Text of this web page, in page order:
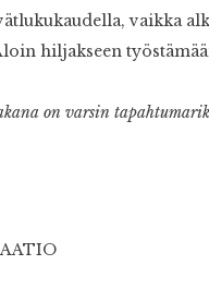
vaikka
hiljakseen
on varsin